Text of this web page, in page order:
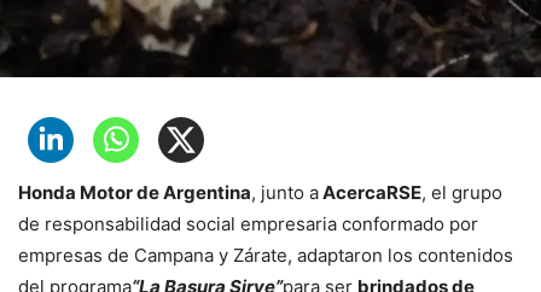
Honda Motor de Argentina, junto aAcercaRSE, el grupo
de responsabilidad social empresaria conformado por
empresas de Campana y Zárate, adaptaron los contenidos
del programa“La Basura Sirve”para ser brindados de